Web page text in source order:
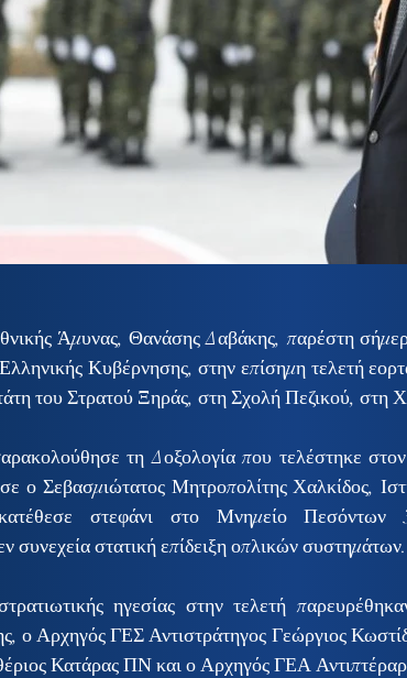
Άμυνας, Θανάσης Δαβάκης, παρέστη
Κυβέρνησης, στην επίσημη τελετή
του Στρατού Ξηράς, στη Σχολή Πεζικού, στη
τη Δοξολογία που τελέστηκε
ο Σεβασμιώτατος Μητροπολίτης Χαλκίδος,
στεφάνι στο Μνημείο Πεσόντων
συνεχεία στατική επίδειξη οπλικών συστημάτων.
ηγεσίας στην τελετή
ο Αρχηγός ΓΕΣ Αντιστράτηγος Γεώργιος
Κατάρας ΠΝ και ο Αρχηγός ΓΕΑ